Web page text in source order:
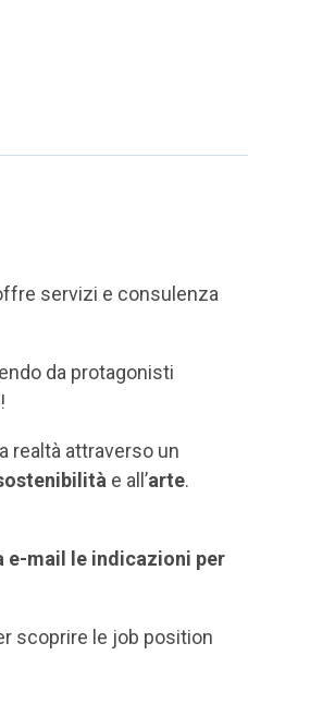
servizi e consulenza
da protagonisti
!
realtà attraverso un
e all’arte.
e-mail le indicazioni per
scoprire le job position